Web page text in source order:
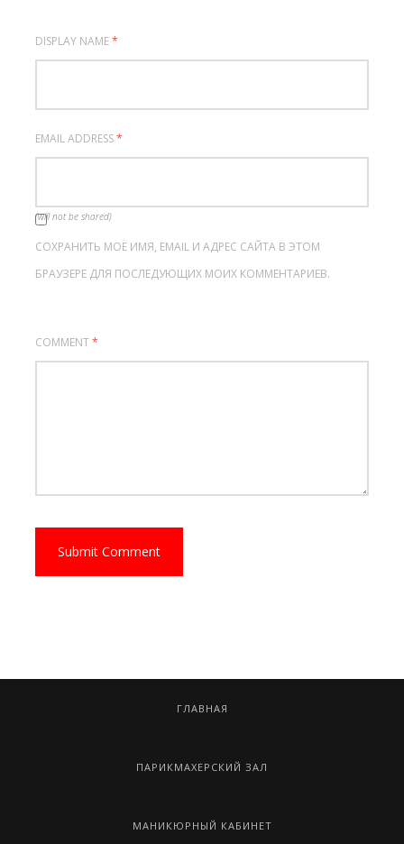
DISPLAY NAME*
EMAIL ADDRESS*
(will not be shared)
СОХРАНИТЬ МОЁ ИМЯ, EMAIL И АДРЕС САЙТА В ЭТОМ
БРАУЗЕРЕ ДЛЯ ПОСЛЕДУЮЩИХ МОИХ КОММЕНТАРИЕВ.
COMMENT*
ГЛАВНАЯ
ПАРИКМАХЕРСКИЙ ЗАЛ
МАНИКЮРНЫЙ КАБИНЕТ